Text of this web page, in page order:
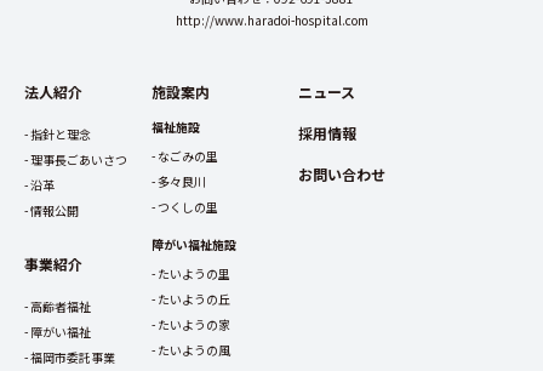
http://www.haradoi-hospital.com
法人紹介
指針と理念
理事長ごあいさつ
沿革
情報公開
事業紹介
高齢者福祉
障がい福祉
福岡市委託事業
施設案内
福祉施設
なごみの里
多々良川
つくしの里
障がい福祉施設
たいようの里
たいようの丘
たいようの家
たいようの風
ニュース
採用情報
お問い合わせ